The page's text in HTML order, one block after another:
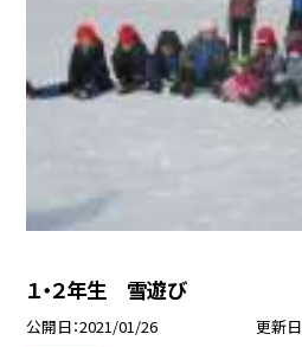
１・２年生 雪遊び
公開日 2021/01/26 更新日